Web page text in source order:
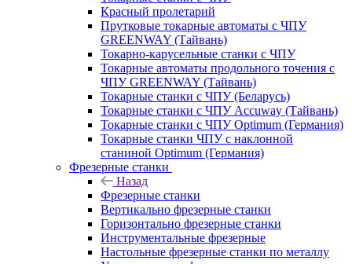
Красный пролетарий
Прутковые токарные автоматы с ЧПУ
GREENWAY (Тайвань)
Токарно-карусельные станки с ЧПУ
Токарные автоматы продольного точения с
ЧПУ GREENWAY (Тайвань)
Токарные станки с ЧПУ (Беларусь)
Токарные станки с ЧПУ Accuway (Тайвань)
Токарные станки с ЧПУ Optimum (Германия)
Токарные станки ЧПУ с наклонной
станиной Optimum (Германия)
Фрезерные станки
Назад
Фрезерные станки
Вертикально фрезерные станки
Горизонтально фрезерные станки
Инструментальные фрезерные
Настольные фрезерные станки по металлу